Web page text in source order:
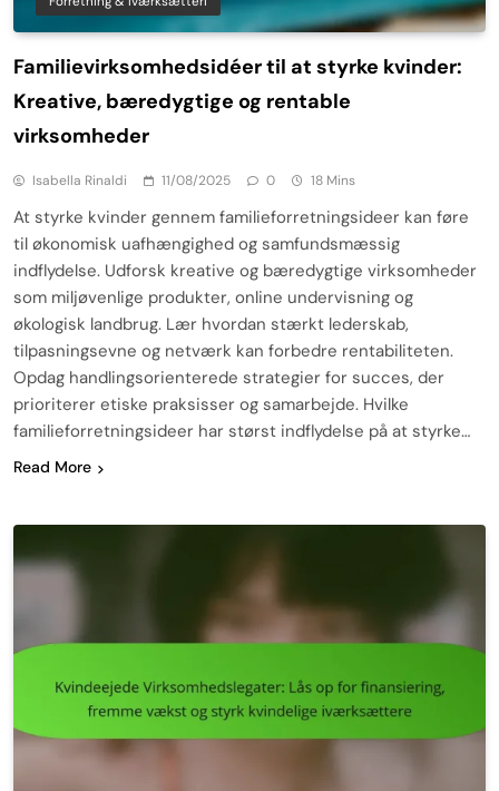
Familievirksomhedsidéer til at styrke kvinder:
Kreative, bæredygtige og rentable
virksomheder
Isabella Rinaldi 11/08/2025 0 18 Mins
At styrke kvinder gennem familieforretningsideer kan føre
til økonomisk uafhængighed og samfundsmæssig
indflydelse. Udforsk kreative og bæredygtige virksomheder
som miljøvenlige produkter, online undervisning og
økologisk landbrug. Lær hvordan stærkt lederskab,
tilpasningsevne og netværk kan forbedre rentabiliteten.
Opdag handlingsorienterede strategier for succes, der
prioriterer etiske praksisser og samarbejde. Hvilke
familieforretningsideer har størst indflydelse på at styrke…
Read More